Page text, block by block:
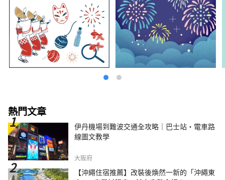
熱門文章
伊丹機場到難波交通全攻略｜巴士站・電車路
線圖文教學
大阪府
【沖繩住宿推薦】改裝後煥然一新的「沖繩東